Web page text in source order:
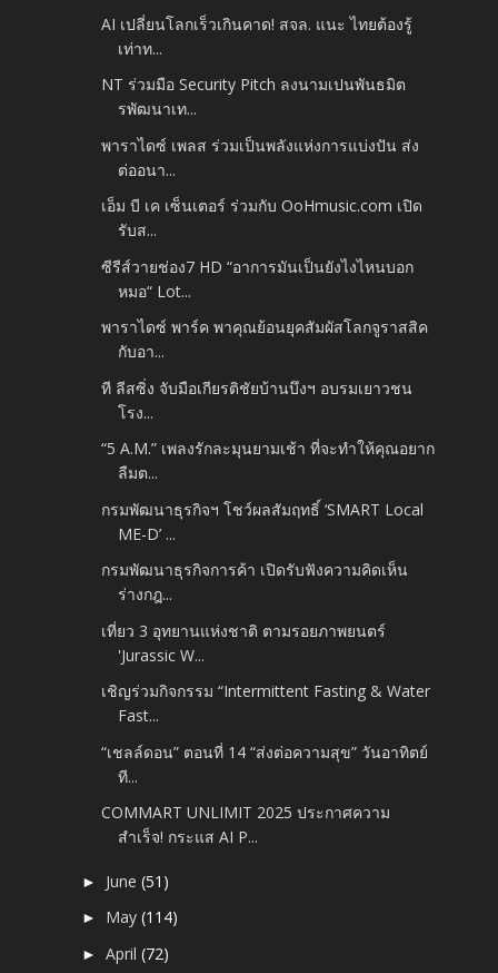
AI เปลี่ยนโลกเร็วเกินคาด! สจล. แนะ ไทยต้องรู้
เท่าท...
NT ร่วมมือ Security Pitch ลงนามเปนพันธมิต
รพัฒนาเท...
พาราไดซ์ เพลส ร่วมเป็นพลังแห่งการแบ่งปัน ส่ง
ต่ออนา...
เอ็ม บี เค เซ็นเตอร์ ร่วมกับ OoHmusic.com เปิด
รับส...
ซีรีส์วายช่อง7 HD “อาการมันเป็นยังไงไหนบอก
หมอ“ Lot...
พาราไดซ์ พาร์ค พาคุณย้อนยุคสัมผัสโลกจูราสสิค
กับอา...
ที ลีสซิ่ง จับมือเกียรติชัยบ้านบึงฯ อบรมเยาวชน
โรง...
“5 A.M.” เพลงรักละมุนยามเช้า ที่จะทำให้คุณอยาก
ลืมต...
กรมพัฒนาธุรกิจฯ โชว์ผลสัมฤทธิ์ ‘SMART Local
ME-D’ ...
กรมพัฒนาธุรกิจการค้า เปิดรับฟังความคิดเห็น
ร่างกฎ...
เที่ยว 3 อุทยานแห่งชาติ ตามรอยภาพยนตร์
'Jurassic W...
เชิญร่วมกิจกรรม “Intermittent Fasting & Water
Fast...
“เชลล์ดอน” ตอนที่ 14 “ส่งต่อความสุข” วันอาทิตย์
ที...
COMMART UNLIMIT 2025 ประกาศความ
สำเร็จ! กระแส AI P...
► June(51)
► May(114)
►April(72)